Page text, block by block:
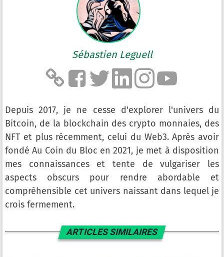
Sébastien Leguell
Depuis 2017, je ne cesse d'explorer l'univers du
Bitcoin, de la blockchain des crypto monnaies, des
NFT et plus récemment, celui du Web3. Après avoir
fondé Au Coin du Bloc en 2021, je met à disposition
mes connaissances et tente de vulgariser les
aspects obscurs pour rendre abordable et
compréhensible cet univers naissant dans lequel je
crois fermement.
ARTICLES SIMILAIRES